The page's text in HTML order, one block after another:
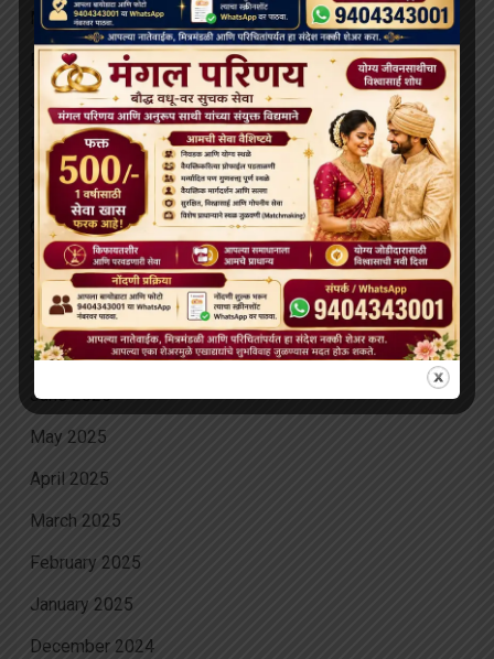
March 2026
February 2026
January 2026
December 2025
November 2025
October 2025
September 2025
August 2025
July 2025
June 2025
May 2025
April 2025
March 2025
February 2025
January 2025
December 2024